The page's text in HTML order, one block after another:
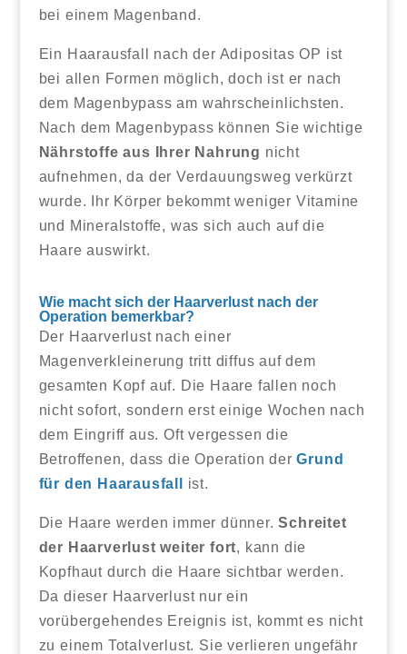
bei einem Magenband.
Ein Haarausfall nach der Adipositas OP ist
bei allen Formen möglich, doch ist er nach
dem Magenbypass am wahrscheinlichsten.
Nach dem Magenbypass können Sie wichtige
Nährstoffe aus Ihrer Nahrung nicht
aufnehmen, da der Verdauungsweg verkürzt
wurde. Ihr Körper bekommt weniger Vitamine
und Mineralstoffe, was sich auch auf die
Haare auswirkt.
Wie macht sich der Haarverlust nach der
Operation bemerkbar?
Der Haarverlust nach einer
Magenverkleinerung tritt diffus auf dem
gesamten Kopf auf. Die Haare fallen noch
nicht sofort, sondern erst einige Wochen nach
dem Eingriff aus. Oft vergessen die
Betroffenen, dass die Operation derGrund
für den Haarausfall
ist.
Die Haare werden immer dünner.Schreitet
der Haarverlust weiter fort, kann die
Kopfhaut durch die Haare sichtbar werden.
Da dieser Haarverlust nur ein
vorübergehendes Ereignis ist, kommt es nicht
zu einem Totalverlust. Sie verlieren ungefähr